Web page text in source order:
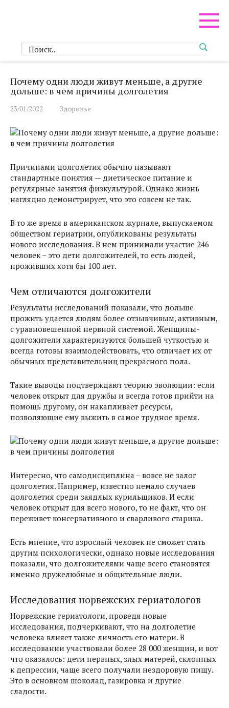
Почему одни люди живут меньше, а другие
дольше: в чем причины долголетия
23/01/2022 Здоровье
Причинами долголетия обычно называют
стандартные понятия — диетическое питание и
регулярные занятия физкультурой. Однако жизнь
наглядно демонстрирует, что это совсем не так.
В то же время в американском журнале, выпускаемом
обществом гериатрии, опубликованы результаты
нового исследования. В нем принимали участие 246
человек – это дети долгожителей, то есть людей,
проживших хотя бы 100 лет.
Чем отличаются долгожители
Результаты исследований показали, что дольше
прожить удается людям более отзывчивым, активным,
с уравновешенной нервной системой. Женщины-
долгожители характеризуются большей чуткостью и
всегда готовы взаимодействовать, что отличает их от
обычных представительниц прекрасного пола.
Такие выводы подтверждают теорию эволюции: если
человек открыт для дружбы и всегда готов прийти на
помощь другому, он накапливает ресурсы,
позволяющие ему выжить в самое трудное время.
Интересно, что самодисциплина – вовсе не залог
долголетия. Например, известно немало случаев
долголетия среди заядлых курильщиков. И если
человек открыт для всего нового, то не факт, что он
переживет консервативного и сварливого старика.
Есть мнение, что взрослый человек не сможет стать
другим психологически, однако новые исследования
показали, что долгожителями чаще всего становятся
именно дружелюбные и общительные люди.
Исследования норвежских гериатологов
Норвежские гериатологи, проведя новые
исследования, подчеркивают, что на долголетие
человека влияет также личность его матери. В
исследовании участвовали более 28 000 женщин, и вот
что оказалось: дети нервных, злых матерей, склонных
к депрессии, чаще всего получали нездоровую пищу.
Это в основном шоколад, газировка и другие
сладости.